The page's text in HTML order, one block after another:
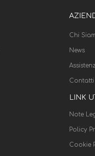
Chi
News
Contatti
LINK
Note
Policy
Cookie